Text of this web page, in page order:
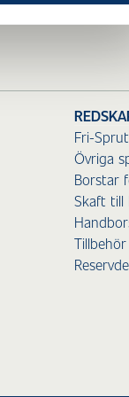
Fri-
Övriga
Borstar
Skaft till
Tillbehör